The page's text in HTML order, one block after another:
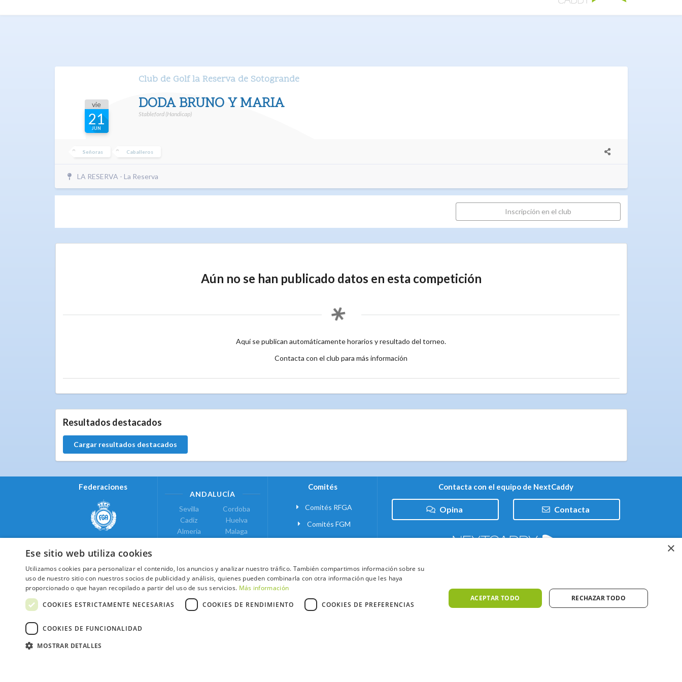
Club de Golf la Reserva de Sotogrande
vie
21
JUN
DODA BRUNO Y MARIA
Stableford (Handicap)
Señoras Caballeros
LA RESERVA - La Reserva
Inscripción en el club
Aún no se han publicado datos en esta competición
Aquí se publican automáticamente horarios y resultado del torneo.
Contacta con el club para más información
Resultados destacados
Cargar resultados destacados
Federaciones
Real Federación Andaluza de
Golf
Federación de Golf de Madrid
ANDALUCÍA
Sevilla
Cadiz
Almeria
Cordoba
Huelva
Malaga
Valencia
COMUNIDAD DE MADRID
Madrid
Comités
Comités RFGA
Comités FGM
Contacta con el equipo de NextCaddy
Opina Contacta
2026 ©NextCaddy.
×
Ese sitio web utiliza cookies
Utilizamos cookies para personalizar el contenido, los anuncios y analizar nuestro tráfico. También compartimos información sobre su
uso de nuestro sitio con nuestros socios de publicidad y análisis, quienes pueden combinarla con otra información que les haya
proporcionado o que hayan recopilado a partir del uso de sus servicios. Más información
COOKIES ESTRICTAMENTE NECESARIAS
COOKIES DE RENDIMIENTO COOKIES DE PREFERENCIAS
COOKIES DE FUNCIONALIDAD
MOSTRAR DETALLES
ACEPTAR TODO RECHAZAR TODO